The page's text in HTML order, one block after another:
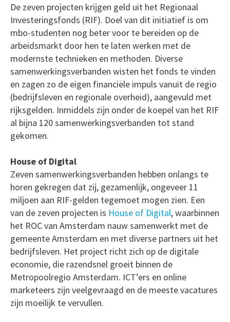
De zeven projecten krijgen geld uit het Regionaal
Investeringsfonds (RIF). Doel van dit initiatief is om
mbo-studenten nog beter voor te bereiden op de
arbeidsmarkt door hen te laten werken met de
modernste technieken en methoden. Diverse
samenwerkingsverbanden wisten het fonds te vinden
en zagen zo de eigen financiële impuls vanuit de regio
(bedrijfsleven en regionale overheid), aangevuld met
rijksgelden. Inmiddels zijn onder de koepel van het RIF
al bijna 120 samenwerkingsverbanden tot stand
gekomen.
House of Digital
Zeven samenwerkingsverbanden hebben onlangs te
horen gekregen dat zij, gezamenlijk, ongeveer 11
miljoen aan RIF-gelden tegemoet mogen zien. Een
van de zeven projecten is House of Digital, waarbinnen
het ROC van Amsterdam nauw samenwerkt met de
gemeente Amsterdam en met diverse partners uit het
bedrijfsleven. Het project richt zich op de digitale
economie, die razendsnel groeit binnen de
Metropoolregio Amsterdam. ICT’ers en online
marketeers zijn veelgevraagd en de meeste vacatures
zijn moeilijk te vervullen.